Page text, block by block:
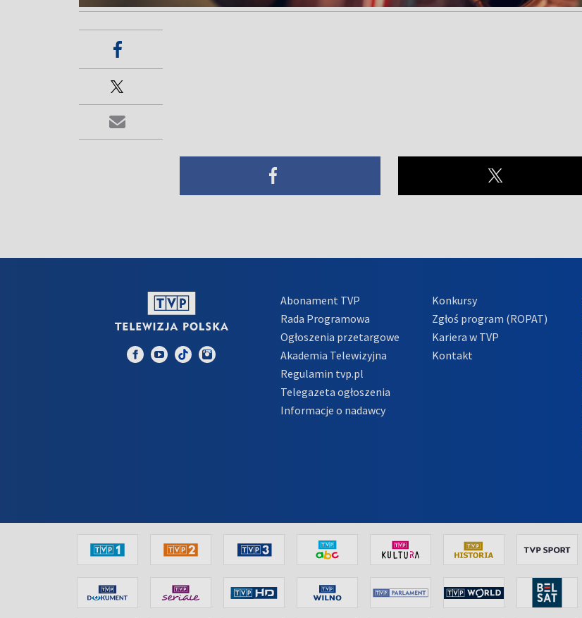
Abonament TVP
Rada Programowa
Ogłoszenia przetargowe
Akademia Telewizyjna
Regulamin tvp.pl
Telegazeta ogłoszenia
Informacje o nadawcy
Konkursy
Zgłoś program (ROPAT)
Kariera w TVP
Kontakt